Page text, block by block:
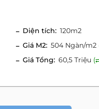
Diện tích: 120m2
Giá M2: 504 Ngàn/m2
Giá Tổng: 60,5 Triệu (